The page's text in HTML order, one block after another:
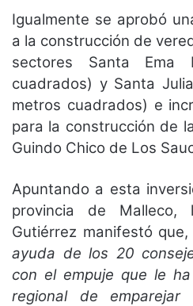
Igualmente se aprobó
a la construcción de
sectores Santa Ema
cuadrados) y Santa
metros cuadrados) e
para la construcción de
Guindo Chico de Los
Apuntando a esta
provincia de Malleco,
Gutiérrez manifestó que,
ayuda de los 20
con el empuje que le
regional de